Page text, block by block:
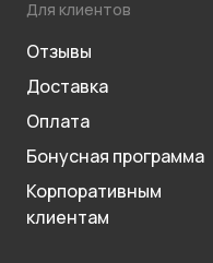
Для клиентов
Отзывы
Доставка
Оплата
Бонусная программа
Корпоративным
клиентам